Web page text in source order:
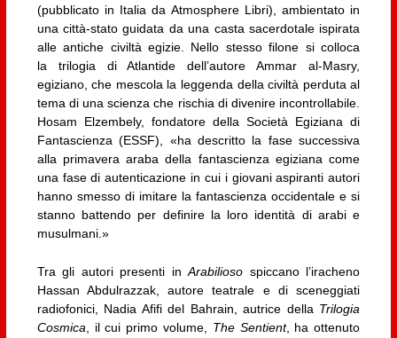
(pubblicato in Italia da Atmosphere Libri), ambientato in
una città-stato guidata da una casta sacerdotale ispirata
alle antiche civiltà egizie. Nello stesso filone si colloca
la trilogia di Atlantide dell’autore Ammar al-Masry,
egiziano, che mescola la leggenda della civiltà perduta al
tema di una scienza che rischia di divenire incontrollabile.
Hosam Elzembely, fondatore della Società Egiziana di
Fantascienza (ESSF), «ha descritto la fase successiva
alla primavera araba della fantascienza egiziana come
una fase di autenticazione in cui i giovani aspiranti autori
hanno smesso di imitare la fantascienza occidentale e si
stanno battendo per definire la loro identità di arabi e
musulmani.»
Tra gli autori presenti inArabilioso spiccano l’iracheno
Hassan Abdulrazzak, autore teatrale e di sceneggiati
radiofonici, Nadia Afifi del Bahrain, autrice della Trilogia
Cosmica, il cui primo volume, The Sentient, ha ottenuto